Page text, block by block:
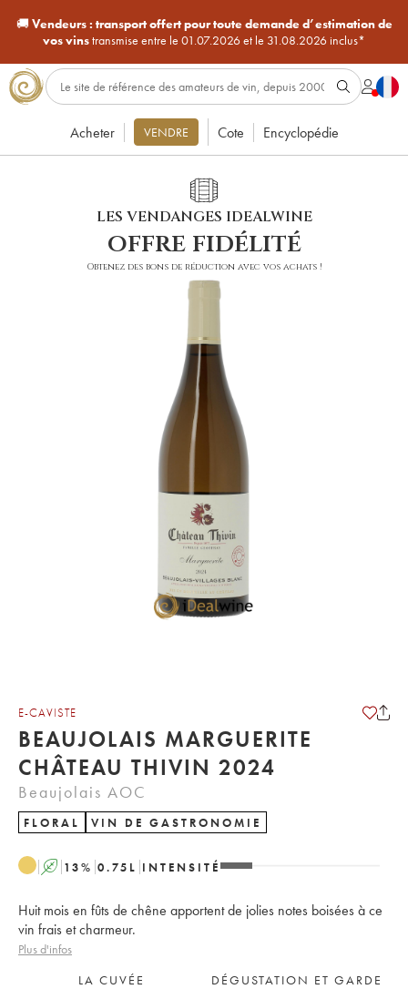
🚚Vendeurs : transport offert pour toute demande d’estimation de
vos vinstransmise entre le 01.07.2026 et le 31.08.2026 inclus*
Acheter VENDRE Cote Encyclopédie
LES VENDANGES IDEALWINE
offre fidélité
Obtenez des bons de réduction avec vos achats !
E-CAVISTE
BEAUJOLAIS MARGUERITE
CHÂTEAU THIVIN 2024
Beaujolais AOC
FLORAL VIN DE GASTRONOMIE
A 13% 0.75 L INTENSITÉ
Huit mois en fûts de chêne apportent de jolies notes boisées à ce
vin frais et charmeur.
Plus d'infos
LA CUVÉE
DÉGUSTATION ET GARDE